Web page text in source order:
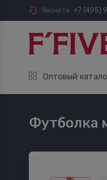
Звоните +7 (495)
Оптовый
Футболка